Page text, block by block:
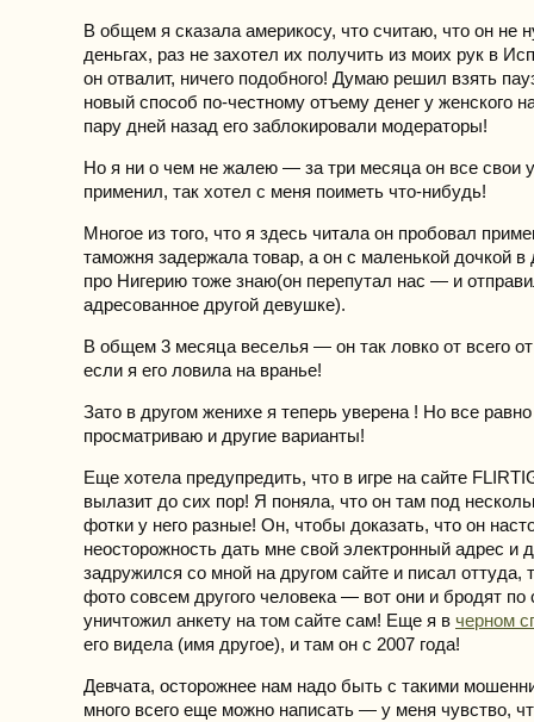
В общем я сказала америкосу, что считаю, что он не
деньгах, раз не захотел их получить из моих рук в
он отвалит, ничего подобного! Думаю решил взять
новый способ по-честному отъему денег у женского
пару дней назад его заблокировали модераторы!
Но я ни о чем не жалею — за три месяца он все свои
применил, так хотел с меня поиметь что-нибудь!
Многое из того, что я здесь читала он пробовал
таможня задержала товар, а он с маленькой дочкой в
про Нигерию тоже знаю(он перепутал нас — и
адресованное другой девушке).
В общем 3 месяца веселья — он так ловко от всего
если я его ловила на вранье!
Зато в другом женихе я теперь уверена ! Но все
просматриваю и другие варианты!
Еще хотела предупредить, что в игре на сайте
вылазит до сих пор! Я поняла, что он там под
фотки у него разные! Он, чтобы доказать, что он
неосторожность дать мне свой электронный адрес и
задружился со мной на другом сайте и писал оттуда,
фото совсем другого человека — вот они и бродят по
уничтожил анкету на том сайте сам! Еще я в черном
его видела (имя другое), и там он с 2007 года!
Девчата, осторожнее нам надо быть с такими
много всего еще можно написать — у меня чувство,